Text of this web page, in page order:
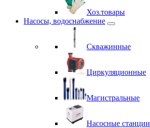
Хоз.товары
Насосы, водоснабжение
Скважинные
Циркуляционные
Магистральные
Насосные станции